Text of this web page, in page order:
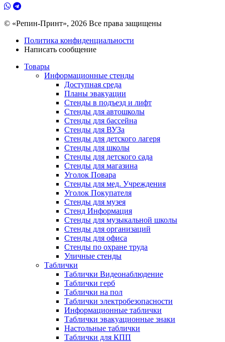
© «Репин-Принт», 2026 Все права защищены
Политика конфиденциальности
Написать сообщение
Товары
Информационные стенды
Доступная среда
Планы эвакуации
Стенды в подъезд и лифт
Стенды для автошколы
Стенды для бассейна
Стенды для ВУЗа
Стенды для детского лагеря
Стенды для школы
Стенды для детского сада
Стенды для магазина
Уголок Повара
Стенды для мед. Учреждения
Уголок Покупателя
Стенды для музея
Стенд Информация
Стенды для музыкальной школы
Стенды для организаций
Стенды для офиса
Стенды по охране труда
Уличные стенды
Таблички
Таблички Видеонаблюдение
Таблички герб
Таблички на пол
Таблички электробезопасности
Информационные таблички
Таблички эвакуационные знаки
Настольные таблички
Таблички для КПП